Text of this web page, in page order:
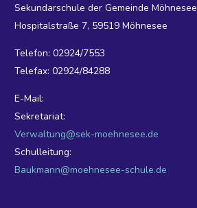
Sekundarschule der Gemeinde Möhnesee
Hospitalstraße 7, 59519 Möhnesee
Telefon: 02924/7553
Telefax: 02924/84288
E-Mail:
Sekretariat:
Verwaltung@sek-moehnesee.de
Schulleitung:
Baukmann@moehnesee-schule.de